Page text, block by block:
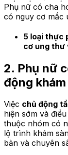
Phụ nữ có cha
có nguy cơ mắc
5 loại thực
cơ ung thư
2. Phụ nữ
động
Việc chủ động
hiện sớm và
thuộc nhóm có
lộ trình khám
bản và chuyên